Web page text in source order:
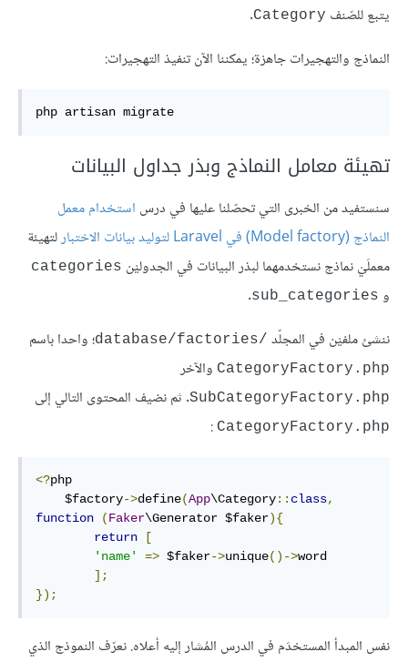
يتبع للصّنف Category
.
النماذج والتهجيرات جاهزة؛ يمكننا الآن تنفيذ التهجيرات:
php artisan migrate
تهيئة معامل النماذج وبذر جداول البيانات
سنستفيد من الخبرى التي تحصّلنا عليها في درس استخدام معمل
النماذج (Model factory) في Laravel لتوليد بيانات الاختبار
لتهيئة
معملَيْ نماذج نستخدمهما لبذر البيانات في الجدوليْن categories
و sub_categories
.
ننشئ ملفيْن في المجلّد /database/factories ؛ واحدا باسم
CategoryFactory.php والآخر
SubCategoryFactory.php. ثم نضيف المحتوى التالي إلى
CategoryFactory.php
:
<?php
    $factory
->define(App\Category:: class,
function
(Faker\Generator $faker){
return
[
'name'
=> $faker->unique()->word
];
});
نفس المبدأ المستخدَم في الدرس المُشار إليه أعلاه. نعرّف النموذج الذي